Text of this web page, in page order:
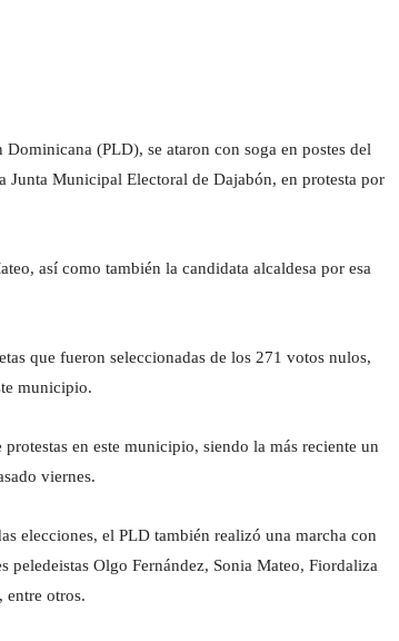
(PLD), se ataron con soga en postes del
Junta Municipal Electoral de Dajabón, en protesta por
así como también la candidata alcaldesa por esa
que fueron seleccionadas de los 271 votos nulos,
municipio.
en este municipio, siendo la más reciente un
viernes.
elecciones, el PLD también realizó una marcha con
peledeistas Olgo Fernández, Sonia Mateo, Fiordaliza
entre otros.